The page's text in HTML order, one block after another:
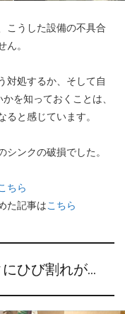
こうした設備の不具合
。
対処するか、そして自
を知っておくことは、
と感じています。
ンクの破損でした。
ちら
た記事はこちら
ひび割れが…